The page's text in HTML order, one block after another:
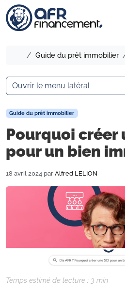
Accueil
Guide du prêt immobilier
Guide du prêt immobilier
Pourquoi créer
pour un bien
18 avril 2024 par Alfred LELION
Temps estimé de lecture : 3 min
Ouvrir le menu latéral